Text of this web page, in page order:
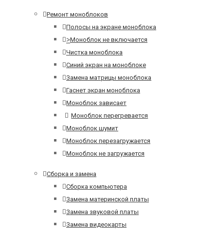
Ремонт моноблоков
Полосы на экране моноблока
>Моноблок не включается
Чистка моноблока
Синий экран на моноблоке
Замена матрицы моноблока
Гаснет экран моноблока
Моноблок зависает
Моноблок перегревается
Моноблок шумит
Моноблок перезагружается
Моноблок не загружается
Сборка и замена
Сборка компьютера
Замена материнской платы
Замена звуковой платы
Замена видеокарты